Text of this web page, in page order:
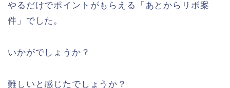
やるだけでポイントがもらえる「あとからリボ案
件」でした。
いかがでしょうか？
難しいと感じたでしょうか？